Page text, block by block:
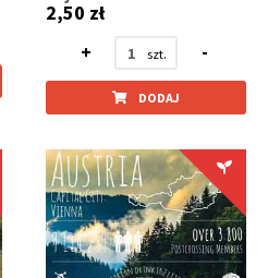
2,50 zł
+
-
DODAJ